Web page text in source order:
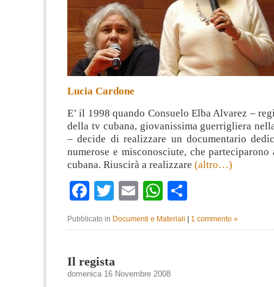
Lucia Cardone
E’ il 1998 quando Consuelo Elba Alvarez –
della tv cubana, giovanissima guerrigliera
– decide di realizzare un documentario
numerose e misconosciute, che
cubana. Riuscirà a realizzare (altro…)
Facebook
TwitterEmailWhatsApp
Pubblicato in Documenti e Materiali 1 commento »
Il regista
domenica 16 Novembre 2008